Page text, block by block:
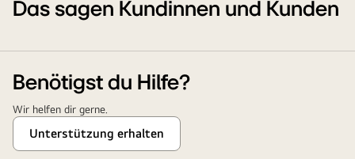
Das sagen Kundinnen und Kunden
Benötigst du Hilfe?
Wir helfen dir gerne.
Unterstützung erhalten